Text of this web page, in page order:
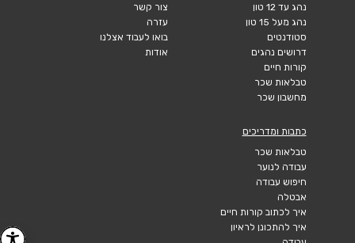
נהג עד 12 טון
נהג מעל 15 טון
סטודנטים
דרושים נהגים
קורות חיים
טבלאות שכר
מחשבון שכר
צור קשר
עזרה
בואו לעבוד אצלנו
אודות
כתבות ומדריכים
טבלאות שכר
עבודה לנוער
חיפוש עבודה
אבטלה
איך לכתוב קורות חיים
איך להתכונן לראיון